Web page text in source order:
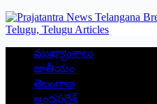
ముఖ్యాంశాలు
జాతీయం
తెలంగాణ
ఆంధ్రప్రదేశ్